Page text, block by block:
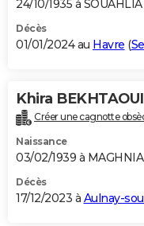
24/10/1935 à
Décès
01/01/2024 au Havre (
Khira BEKHTAOUI
Créer une cagnotte
Naissance
03/02/1939 à
Décès
17/12/2023 à Aulnay-